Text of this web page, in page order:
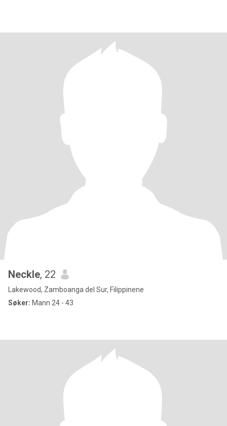
Neckle, 22
Lakewood, Zamboanga del Sur, Filippinene
Søker: Mann 24 - 43